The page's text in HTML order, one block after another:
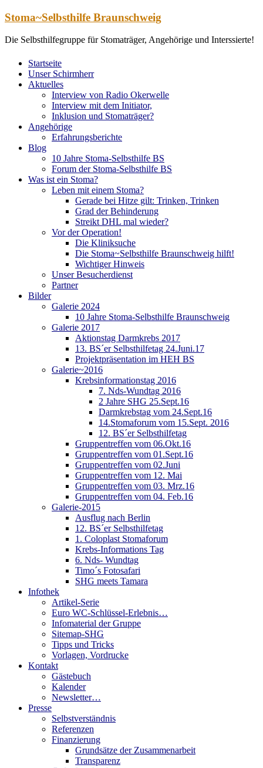
Zum
springen
Stoma~Selbsthilfe Braunschweig
Die Selbsthilfegruppe für Stomaträger, Angehörige und Interssierte!
Startseite
Unser Schirmherr
Aktuelles
Interview von Radio Okerwelle
Interview mit dem Initiator,
Inklusion und Stomaträger?
Angehörige
Erfahrungsberichte
Blog
10 Jahre Stoma-Selbsthilfe BS
Forum der Stoma-Selbsthilfe BS
Was ist ein Stoma?
Leben mit einem Stoma?
Gerade bei Hitze gilt: Trinken, Trinken
Grad der Behinderung
Streikt DHL mal wieder?
Vor der Operation!
Die Kliniksuche
Die Stoma~Selbsthilfe Braunschweig hilft!
Wichtiger Hinweis
Unser Besucherdienst
Partner
Bilder
Galerie 2024
10 Jahre Stoma-Selbsthilfe Braunschweig
Galerie 2017
Aktionstag Darmkrebs 2017
13. BS´er Selbsthilfetag 24.Juni.17
Projektpräsentation im HEH BS
Galerie~2016
Krebsinformationstag 2016
7. Nds-Wundtag 2016
2 Jahre SHG 25.Sept.16
Darmkrebstag vom 24.Sept.16
14.Stomaforum vom 15.Sept. 2016
12. BS´er Selbsthilfetag
Gruppentreffen vom 06.Okt.16
Gruppentreffen vom 01.Sept.16
Gruppentreffen vom 02.Juni
Gruppentreffen vom 12. Mai
Gruppentreffen vom 03. Mrz.16
Gruppentreffen vom 04. Feb.16
Galerie-2015
Ausflug nach Berlin
12. BS´er Selbsthilfetag
1. Coloplast Stomaforum
Krebs-Informations Tag
6. Nds- Wundtag
Timo´s Fotosafari
SHG meets Tamara
Infothek
Artikel-Serie
Euro WC-Schlüssel-Erlebnis…
Infomaterial der Gruppe
Sitemap-SHG
Tipps und Tricks
Vorlagen, Vordrucke
Kontakt
Gästebuch
Kalender
Newsletter…
Presse
Selbstverständnis
Referenzen
Finanzierung
Grundsätze der Zusammenarbeit
Transparenz